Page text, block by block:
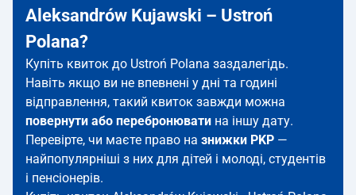
Aleksandrów Kujawski – Ustroń
Polana?
Купіть квиток до Ustroń Polana заздалегідь.
Навіть якщо ви не впевнені у дні та годині
відправлення, такий квиток завжди можна
повернути або перебронювати на іншу дату.
Перевірте, чи маєте право на знижки PKP —
найпопулярніші з них для дітей і молоді, студентів
і пенсіонерів.